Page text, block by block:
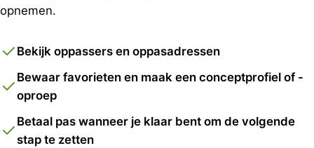
opnemen.
Bekijk oppassers en oppasadressen
Bewaar favorieten en maak een conceptprofiel of -
oproep
Betaal pas wanneer je klaar bent om de volgende
stap te zetten